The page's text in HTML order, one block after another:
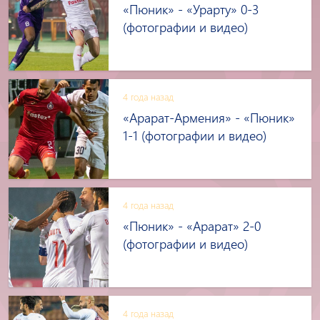
«Пюник» - «Урарту» 0-3
(фотографии и видео)
4 года назад
«Арарат-Армения» - «Пюник»
1-1 (фотографии и видео)
4 года назад
«Пюник» - «Арарат» 2-0
(фотографии и видео)
4 года назад